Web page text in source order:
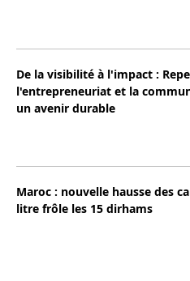
De la visibilité à l'impact :
l'entrepreneuriat et la
un avenir durable
Maroc : nouvelle hausse des
litre frôle les 15 dirhams